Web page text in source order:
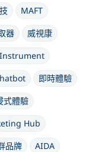
MAFT
器
威視康
即時體驗
式體驗
Hub
品牌
AIDA